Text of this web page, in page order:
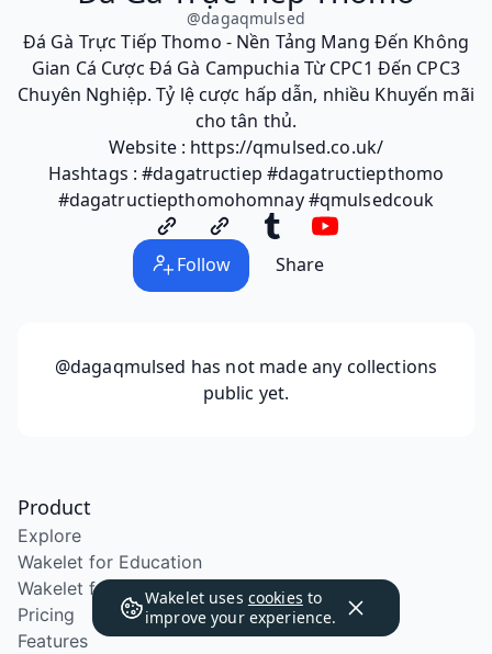
@dagaqmulsed
Đá Gà Trực Tiếp Thomo - Nền Tảng Mang Đến Không
Gian Cá Cược Đá Gà Campuchia Từ CPC1 Đến CPC3
Chuyên Nghiệp. Tỷ lệ cược hấp dẫn, nhiều Khuyến mãi
cho tân thủ.
Website : https://qmulsed.co.uk/
Hashtags : #dagatructiep #dagatructiepthomo
#dagatructiepthomohomnay #qmulsedcouk
Follow Share
@dagaqmulsed has not made any collections
public yet.
Wakelet uses cookies to
improve your experience.
Product
Explore
Wakelet for Education
Wakelet for School Districts
Pricing
Features